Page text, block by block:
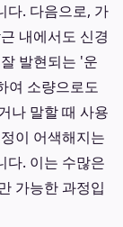
다. 다음으로, 가
내에서도 신경
발현되는 '운
여 소량으로도
나 말할 때 사용
이 어색해지는
다. 이는 수많은
가능한 과정입